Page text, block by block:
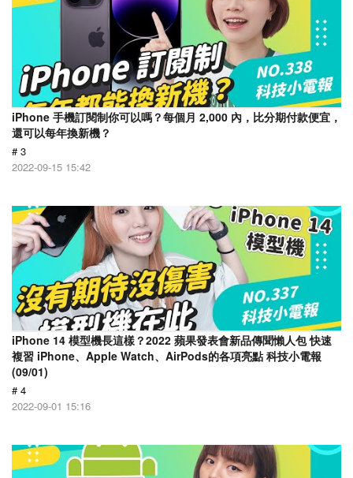
iPhone 手機訂閱制你可以嗎？每個月 2,000 內，比分期付款便宜，
還可以每年換新機？
# 3
2022-09-15 15:42
iPhone 14 模型機長這樣？2022 蘋果發表會新品傳聞懶人包 快速
複習 iPhone、Apple Watch、AirPods的各項亮點 科技小電報
(09/01)
# 4
2022-09-01 15:16